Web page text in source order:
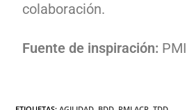
colaboración.
Fuente de inspiración: